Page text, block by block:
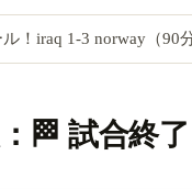
！iraq 1-3 norway（90分
🏁 試合終了